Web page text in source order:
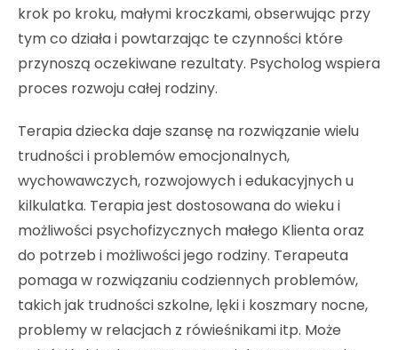
krok po kroku, małymi kroczkami, obserwując przy
tym co działa i powtarzając te czynności które
przynoszą oczekiwane rezultaty. Psycholog wspiera
proces rozwoju całej rodziny.
Terapia dziecka daje szansę na rozwiązanie wielu
trudności i problemów emocjonalnych,
wychowawczych, rozwojowych i edukacyjnych u
kilkulatka. Terapia jest dostosowana do wieku i
możliwości psychofizycznych małego Klienta oraz
do potrzeb i możliwości jego rodziny. Terapeuta
pomaga w rozwiązaniu codziennych problemów,
takich jak trudności szkolne, lęki i koszmary nocne,
problemy w relacjach z rówieśnikami itp. Może